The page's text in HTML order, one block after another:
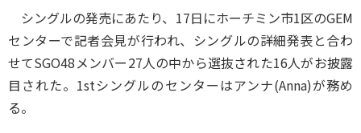
シングルの発売にあたり、17日にホーチミン市1区のGEM
センターで記者会見が行われ、シングルの詳細発表と合わ
せてSGO48メンバー27人の中から選抜された16人がお披露
目された。1stシングルのセンターはアンナ(Anna)が務め
る。